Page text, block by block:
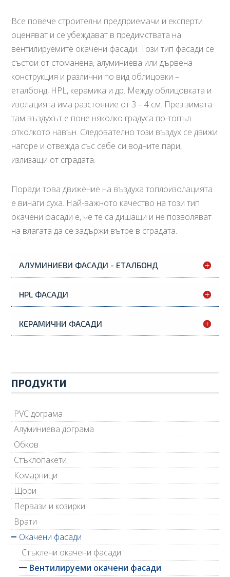
Все повече строителни предприемачи и експерти
оценяват и се убеждават в предимствата на
вентилируемите окачени фасади. Този тип фасади се
състои от стоманена, алуминиева или дървена
конструкция и различни по вид облицовки –
еталбонд, HPL, керамика и др. Между облицовката и
изолацията има разстояние от 3 – 4 см. През зимата
там въздухът е поне няколко градуса по-топъл
отколкото навън. Следователно този въздух се движи
нагоре и отвежда със себе си водните пари,
излизащи от сградата.
Поради това движение на въздуха топлоизолацията
е винаги суха. Най-важното качество на този тип
окачени фасади е, че те са дишащи и не позволяват
на влагата да се задържи вътре в сградата.
АЛУМИНИЕВИ ФАСАДИ - ЕТАЛБОНД
HPL ФАСАДИ
КЕРАМИЧНИ ФАСАДИ
ПРОДУКТИ
PVC дограма
Алуминиева дограма
Обков
Стъклопакети
Комарници
Щори
Первази и козирки
Врати
Окачени фасади
Стъклени окачени фасади
Вентилируеми окачени фасади